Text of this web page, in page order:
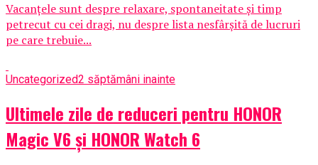
Vacanțele sunt despre relaxare, spontaneitate și timp
petrecut cu cei dragi, nu despre lista nesfârșită de lucruri
pe care trebuie...
Uncategorized2 săptămâni inainte
Ultimele zile de reduceri pentru HONOR
Magic V6 și HONOR Watch 6